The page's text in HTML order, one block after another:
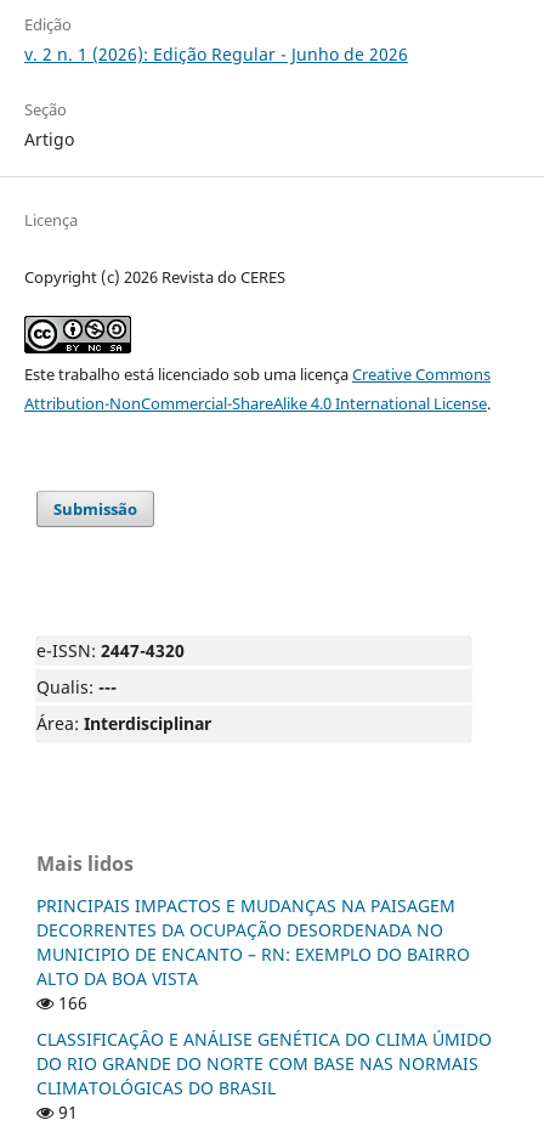
Edição
v. 2 n. 1 (2026): Edição Regular - Junho de 2026
Seção
Artigo
Licença
Copyright (c) 2026 Revista do CERES
Este trabalho está licenciado sob uma licençaCreative Commons
Attribution-NonCommercial-ShareAlike 4.0 International License.
Submissão
e-ISSN: 2447-4320
Qualis: ---
Área: Interdisciplinar
Mais lidos
PRINCIPAIS IMPACTOS E MUDANÇAS NA PAISAGEM
DECORRENTES DA OCUPAÇÃO DESORDENADA NO
MUNICIPIO DE ENCANTO – RN: EXEMPLO DO BAIRRO
ALTO DA BOA VISTA
166
CLASSIFICAÇÂO E ANÁLISE GENÉTICA DO CLIMA ÚMIDO
DO RIO GRANDE DO NORTE COM BASE NAS NORMAIS
CLIMATOLÓGICAS DO BRASIL
91